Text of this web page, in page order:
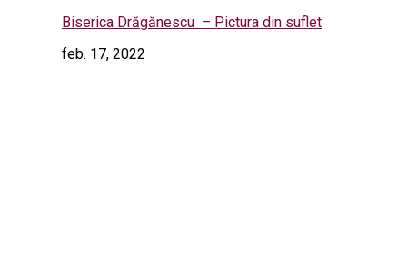
Biserica Drăgănescu – Pictura din suflet
feb. 17, 2022